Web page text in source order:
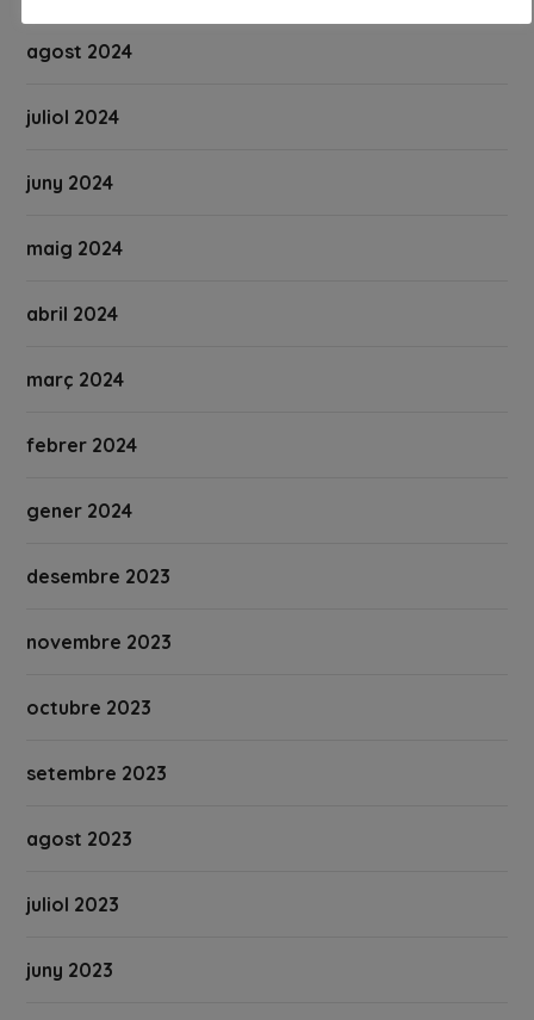
agost 2024
juliol 2024
juny 2024
maig 2024
abril 2024
març 2024
febrer 2024
gener 2024
desembre 2023
novembre 2023
octubre 2023
setembre 2023
agost 2023
juliol 2023
juny 2023